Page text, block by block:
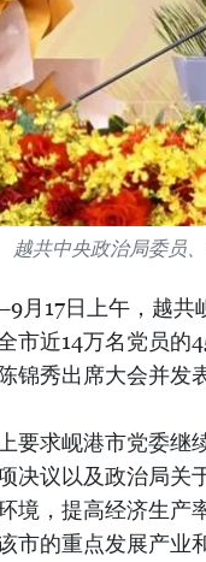
越共中央政治局委员
月17日上午，越共
市近14万名党员的
锦秀出席大会并发
要求岘港市党委继
决议以及政治局关
境，提高经济生产
市的重点发展产业